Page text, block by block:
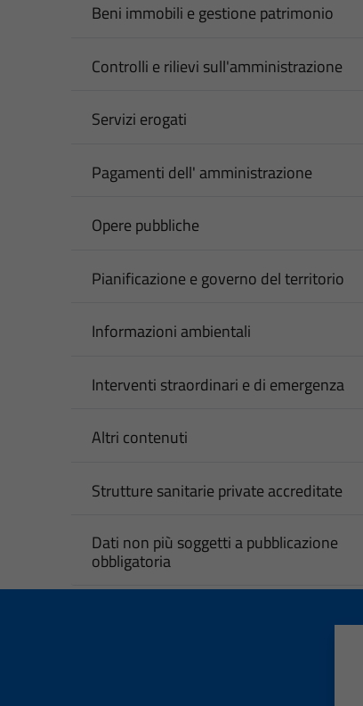
Beni immobili e gestione patrimonio
Controlli e rilievi sull'amministrazione
Servizi erogati
Pagamenti dell' amministrazione
Opere pubbliche
Pianificazione e governo del territorio
Informazioni ambientali
Interventi straordinari e di emergenza
Altri contenuti
Strutture sanitarie private accreditate
Dati non più soggetti a pubblicazione
obbligatoria